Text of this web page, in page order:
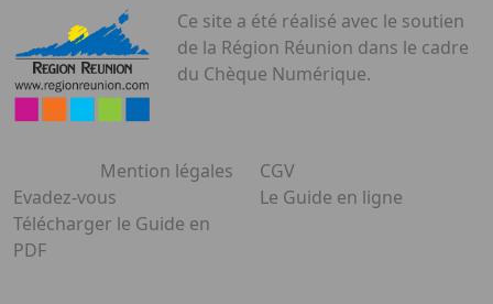
Ce site a été réalisé avec le soutien
de la Région Réunion dans le cadre
du Chèque Numérique.
Mention légales
CGV
Evadez-vous
Le Guide en ligne
Télécharger le Guide en
PDF